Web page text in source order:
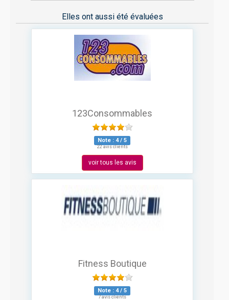
Elles ont aussi été évaluées
123Consommables
Note : 4/ 5
22 avis clients
voir tous les avis
Fitness Boutique
Note : 4/ 5
7 avis clients